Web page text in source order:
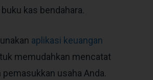
kas bendahara.
aplikasi keuangan
memudahkan mencatat
usaha Anda.